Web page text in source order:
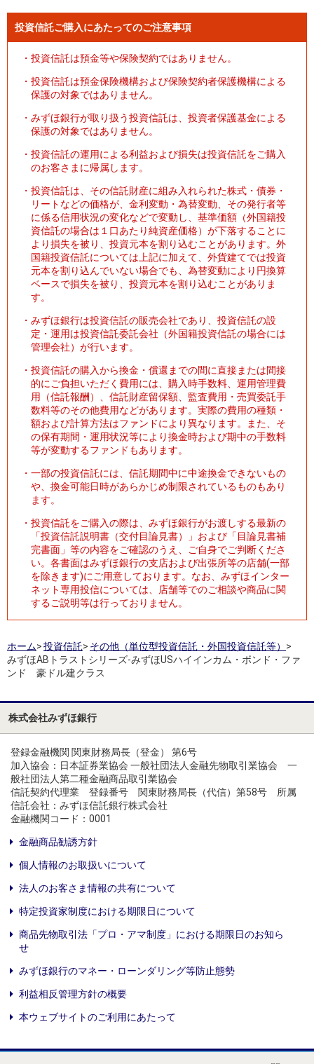
投資信託ご購入にあたってのご注意事項
・ 投資信託は預金等や保険契約ではありません。
・ 投資信託は預金保険機構および保険契約者保護機構による
保護の対象ではありません。
・ みずほ銀行が取り扱う投資信託は、投資者保護基金による
保護の対象ではありません。
・ 投資信託の運用による利益および損失は投資信託をご購入
のお客さまに帰属します。
・ 投資信託は、その信託財産に組み入れられた株式・債券・
リートなどの価格が、金利変動・為替変動、その発行者等
に係る信用状況の変化などで変動し、基準価額（外国籍投
資信託の場合は１口あたり純資産価格）が下落することに
より損失を被り、投資元本を割り込むことがあります。外
国籍投資信託については上記に加えて、外貨建てでは投資
元本を割り込んでいない場合でも、為替変動により円換算
ベースで損失を被り、投資元本を割り込むことがありま
す。
・ みずほ銀行は投資信託の販売会社であり、投資信託の設
定・運用は投資信託委託会社（外国籍投資信託の場合には
管理会社）が行います。
・ 投資信託の購入から換金・償還までの間に直接または間接
的にご負担いただく費用には、購入時手数料、運用管理費
用（信託報酬）、信託財産留保額、監査費用・売買委託手
数料等のその他費用などがあります。実際の費用の種類・
額および計算方法はファンドにより異なります。また、そ
の保有期間・運用状況等により換金時および期中の手数料
等が変動するファンドもあります。
・ 一部の投資信託には、信託期間中に中途換金できないもの
や、換金可能日時があらかじめ制限されているものもあり
ます。
・ 投資信託をご購入の際は、みずほ銀行がお渡しする最新の
「投資信託説明書（交付目論見書）」および「目論見書補
完書面」等の内容をご確認のうえ、ご自身でご判断くださ
い。各書面はみずほ銀行の支店および出張所等の店舗(一部
を除きます)にご用意しております。なお、みずほインター
ネット専用投信については、店舗等でのご相談や商品に関
するご説明等は行っておりません。
ホーム>投資信託> その他（単位型投資信託・外国投資信託等） >
みずほABトラストシリーズ-みずほUSハイインカム・ボンド・ファ
ンド 豪ドル建クラス
株式会社みずほ銀行
登録金融機関 関東財務局長（登金） 第6号
加入協会：日本証券業協会 一般社団法人金融先物取引業協会 一
般社団法人第二種金融商品取引業協会
信託契約代理業 登録番号 関東財務局長（代信）第58号 所属
信託会社：みずほ信託銀行株式会社
金融機関コード：0001
金融商品勧誘方針
個人情報のお取扱いについて
法人のお客さま情報の共有について
特定投資家制度における期限日について
商品先物取引法「プロ・アマ制度」における期限日のお知ら
せ
みずほ銀行のマネー・ローンダリング等防止態勢
利益相反管理方針の概要
本ウェブサイトのご利用にあたって